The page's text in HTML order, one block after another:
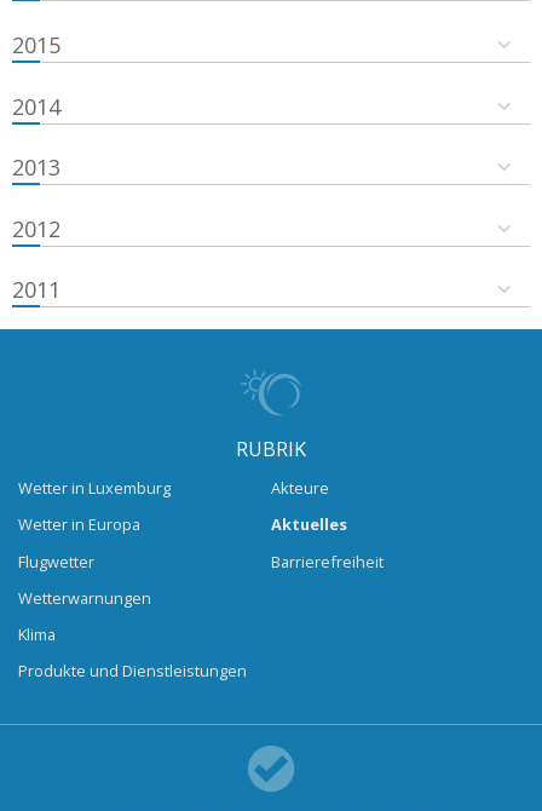
2015
2014
2013
2012
2011
RUBRIK
Wetter in Luxemburg
Wetter in Europa
Flugwetter
Wetterwarnungen
Klima
Produkte und Dienstleistungen
Akteure
Aktuelles
Barrierefreiheit